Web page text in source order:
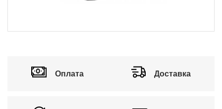
Оплата Доставка